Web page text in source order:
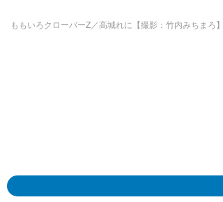
ももいろクローバーZ／高城れに【撮影：竹内みちまろ】